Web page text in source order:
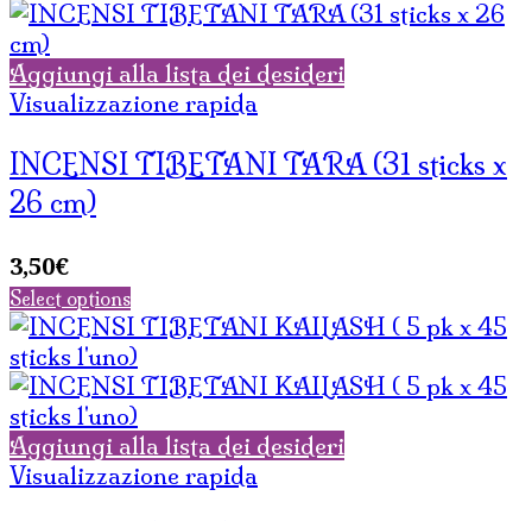
Aggiungi alla lista dei desideri
Visualizzazione rapida
INCENSI TIBETANI TARA (31 sticks x
26 cm)
3,50€
Select options
Aggiungi alla lista dei desideri
Visualizzazione rapida